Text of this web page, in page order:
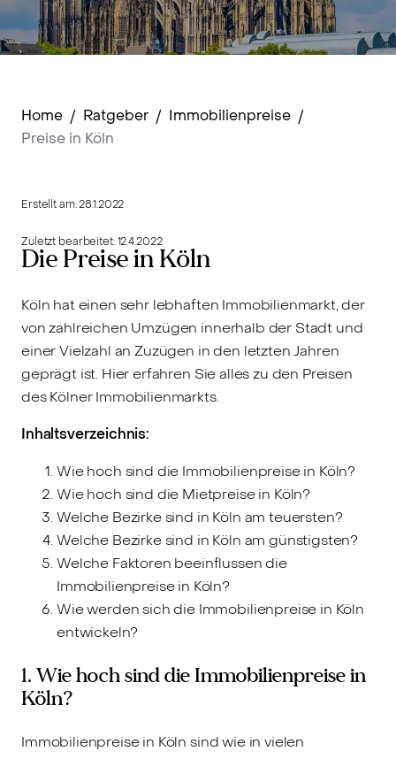
Home / Ratgeber / Immobilienpreise /
Preise in Köln
Erstellt am:28.1.2022
Zuletzt bearbeitet:12.4.2022
Die Preise in Köln
Köln hat einen sehr lebhaften Immobilienmarkt, der
von zahlreichen Umzügen innerhalb der Stadt und
einer Vielzahl an Zuzügen in den letzten Jahren
geprägt ist. Hier erfahren Sie alles zu den Preisen
des Kölner Immobilienmarkts.
Inhaltsverzeichnis:
Wie hoch sind die Immobilienpreise in Köln?
Wie hoch sind die Mietpreise in Köln?
Welche Bezirke sind in Köln am teuersten?
Welche Bezirke sind in Köln am günstigsten?
Welche Faktoren beeinflussen die
Immobilienpreise in Köln?
Wie werden sich die Immobilienpreise in Köln
entwickeln?
1. Wie hoch sind die Immobilienpreise in
Köln?
Immobilienpreise in Köln sind wie in vielen